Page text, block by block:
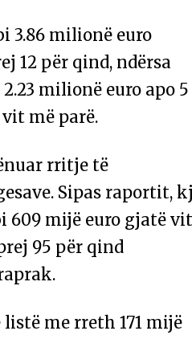
3.86 milionë euro
12 për qind, ndërsa
milionë euro apo 5
më parë.
rritje të
Sipas raportit,
609 mijë euro gjatë
95 për qind
me rreth 171 mijë